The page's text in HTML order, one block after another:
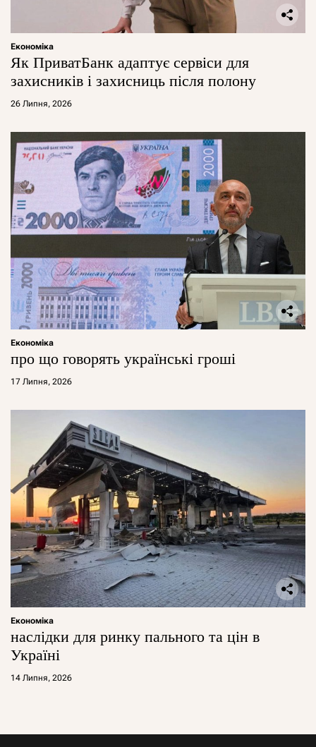
Економіка
Як ПриватБанк адаптує сервіси для
захисників і захисниць після полону
26 Липня, 2026
Економіка
про що говорять українські гроші
17 Липня, 2026
Економіка
наслідки для ринку пального та цін в
Україні
14 Липня, 2026